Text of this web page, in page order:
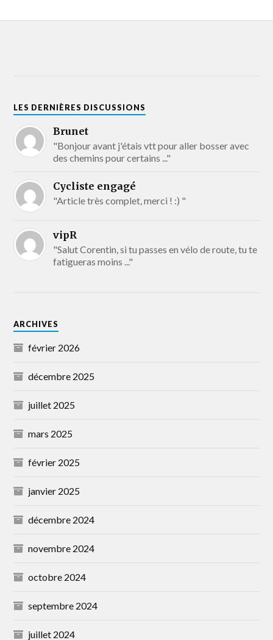
LES DERNIÈRES DISCUSSIONS
Brunet
"Bonjour avant j'étais vtt pour aller bosser avec
des chemins pour certains ..."
Cycliste engagé
"Article très complet, merci ! :) "
vipR
"Salut Corentin, si tu passes en vélo de route, tu te
fatigueras moins ..."
ARCHIVES
février 2026
décembre 2025
juillet 2025
mars 2025
février 2025
janvier 2025
décembre 2024
novembre 2024
octobre 2024
septembre 2024
juillet 2024